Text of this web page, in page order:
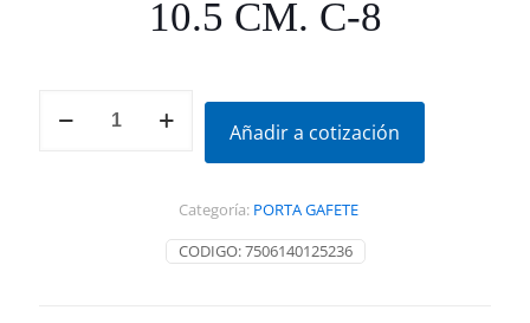
10.5 CM. C-8
VERTICAL
Añadir a cotización
CODIGO:7506140125236
Categoría: PORTA GAFETE